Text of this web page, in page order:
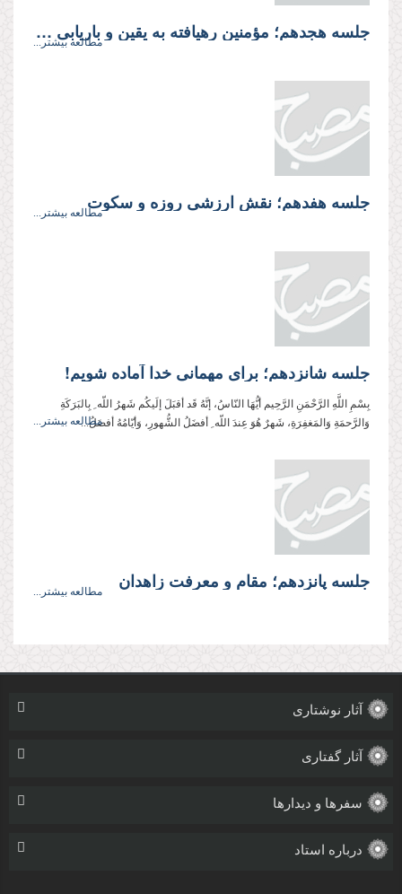
جلسه هجدهم؛ مؤمنين رهيافته به يقين و باريابى به رضوان حق
مطالعه بیشتر...
جلسه هفدهم؛ نقش ارزشى روزه و سكوتمطالعه بیشتر...
جلسه شانزدهم؛ برای مهمانی خدا آماده شویم!
بِسْمِ اللَّهِ الرَّحْمَنِ الرَّحِيم أیُّهَا النّاسُ، إنَّهُ قَد أقبَلَ إلَیکُم شَهرُ اللّه ِ بِالبَرَکَةِ
وَالرَّحمَةِ وَالمَغفِرَةِ، شَهرٌ هُوَ عِندَ اللّه ِ أفضَلُ الشُّهورِ، وَأیّامُهُ أفضَلُ...مطالعه بیشتر...
جلسه پانزدهم؛ مقام و معرفت زاهدان مطالعه بیشتر...
آثار نوشتاری
آثار گفتاری
سفرها و دیدارها
درباره استاد